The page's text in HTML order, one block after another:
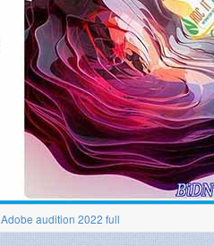
Adobe audition 2022 full